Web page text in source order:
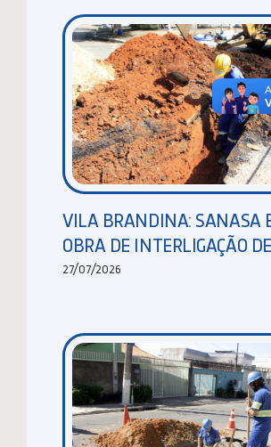
VILA BRANDINA: SANASA
OBRA DE INTERLIGAÇÃO
27/07/2026